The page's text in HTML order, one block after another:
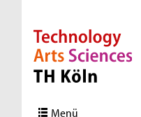
Direkt zur
Direkt zur Subnavigation
Direkt zum Inhalt
Direkt zum Fußbereich
Menü